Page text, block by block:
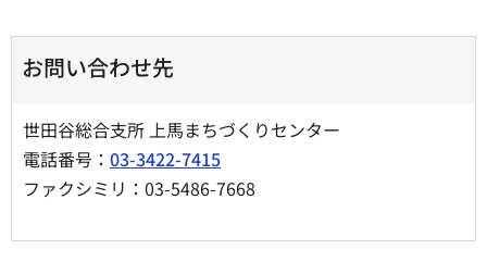
お問い合わせ先
世田谷総合支所 上馬まちづくりセンター
電話番号： 03-3422-7415
ファクシミリ：03-5486-7668